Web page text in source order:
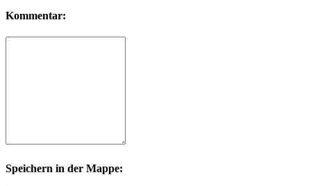
Kommentar:
Speichern in der Mappe: